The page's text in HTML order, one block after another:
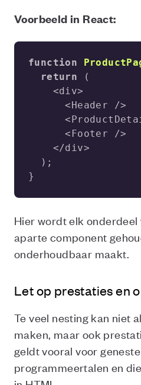
Voorbeeld in React:
function
return
}
Hier wordt elk onderdeel
aparte component
onderhoudbaar maakt.
Let op prestaties en
Te veel nesting kan niet
maken, maar ook
geldt vooral voor
programmeertalen en